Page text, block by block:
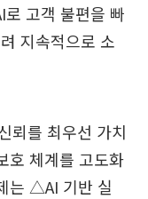
고객 불편을 빠
지속적으로 소
뢰를 최우선 가치
호 체계를 고도화
는 △AI 기반 실